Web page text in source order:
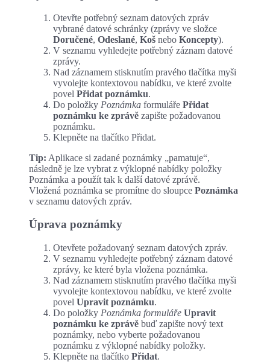
Otevřte potřebný seznam datových zpráv
vybrané datové schránky (zprávy ve složce
Doručené, Odeslané, Koš nebo Koncepty).
V seznamu vyhledejte potřebný záznam datové
zprávy.
Nad záznamem stisknutím pravého tlačítka myši
vyvolejte kontextovou nabídku, ve které zvolte
povel Přidat poznámku.
Do položky Poznámka formuláře Přidat
poznámku ke zprávě zapište požadovanou
poznámku.
Klepněte na tlačítko Přidat.
Tip: Aplikace si zadané poznámky „pamatuje“,
následně je lze vybrat z výklopné nabídky položky
Poznámka a použít tak k další datové zprávě.
Vložená poznámka se promítne do sloupce Poznámka
v seznamu datových zpráv.
Úprava poznámky
Otevřete požadovaný seznam datových zpráv.
V seznamu vyhledejte potřebný záznam datové
zprávy, ke které byla vložena poznámka.
Nad záznamem stisknutím pravého tlačítka myši
vyvolejte kontextovou nabídku, ve které zvolte
povel Upravit poznámku.
Do položky Poznámka formuláře Upravit
poznámku ke zprávě buď zapište nový text
poznámky, nebo vyberte požadovanou
poznámku z výklopné nabídky položky.
Klepněte na tlačítko Přidat.